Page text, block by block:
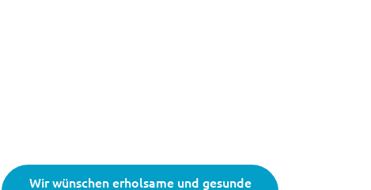
Wir wünschen erholsame und gesunde